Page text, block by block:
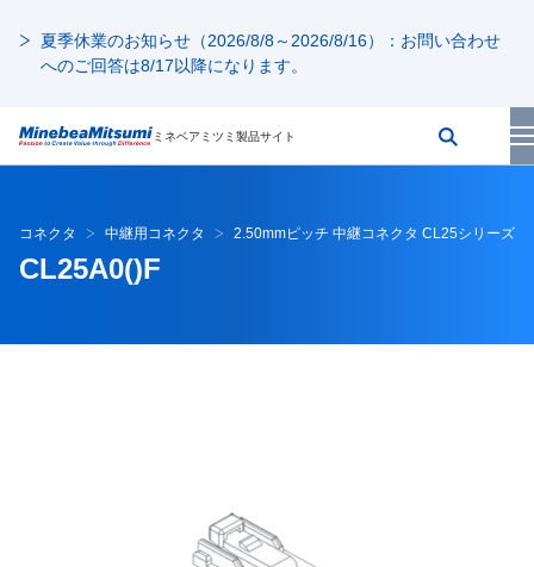
夏季休業のお知らせ（2026/8/8～2026/8/16）：お問い合わせ
へのご回答は8/17以降になります。
ミネベアミツミ製品サイト
コネクタ 中継用コネクタ 2.50mmピッチ 中継コネクタ CL25シリーズ
CL25A0()F